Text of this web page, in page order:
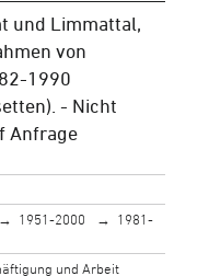
und Limmattal,
von
1990
- Nicht
Anfrage
1951-2000
1981-
und Arbeit